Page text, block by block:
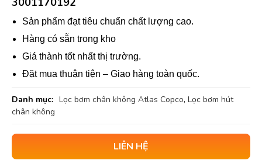
Sản phẩm đạt tiêu chuẩn chất lượng cao.
Hàng có sẵn trong kho
Giá thành tốt nhất thị trường.
Đặt mua thuận tiện – Giao hàng toàn quốc.
Danh mục: Lọc bơm chân không Atlas Copco, Lọc bơm hút
chân không
LIÊN HỆ